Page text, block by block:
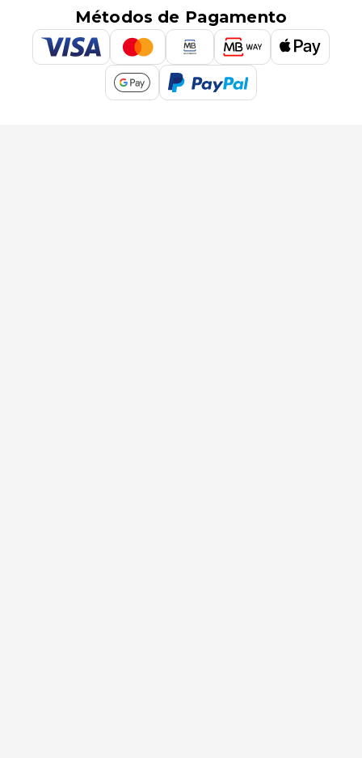
Métodos de Pagamento